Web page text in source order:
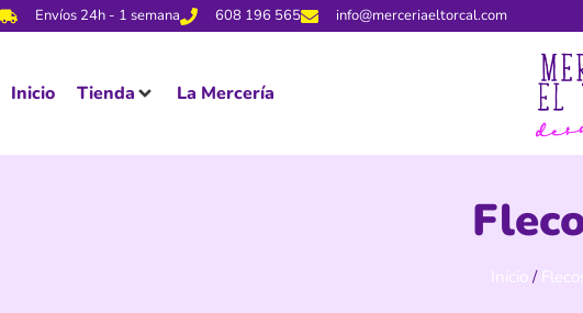
Envíos 24h - 1 semana 608 196 565 info@merceriaeltorcal.com
Inicio Tienda La Mercería
Inicio /